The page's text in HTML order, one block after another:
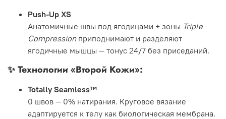
Push-Up XS
Анатомичные швы под ягодицами + зоны Triple
Compression приподнимают и разделяют
ягодичные мышцы — тонус 24/7 без приседаний.
✨Технологии «Второй Кожи»:
Totally Seamless™
0 швов — 0% натирания. Круговое вязание
адаптируется к телу как биологическая мембрана.